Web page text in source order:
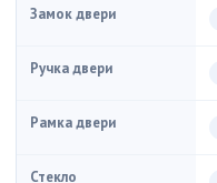
Замок двери
Ручка двери
Рамка двери
Стекло